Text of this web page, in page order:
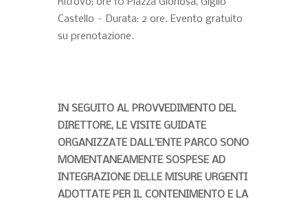
Castello – Durata: 2 ore. Evento gratuito
su prenotazione.
IN SEGUITO AL PROVVEDIMENTO DEL
DIRETTORE, LE VISITE GUIDATE
ORGANIZZATE DALL’ENTE PARCO SONO
MOMENTANEAMENTE SOSPESE AD
INTEGRAZIONE DELLE MISURE URGENTI
ADOTTATE PER IL CONTENIMENTO E LA